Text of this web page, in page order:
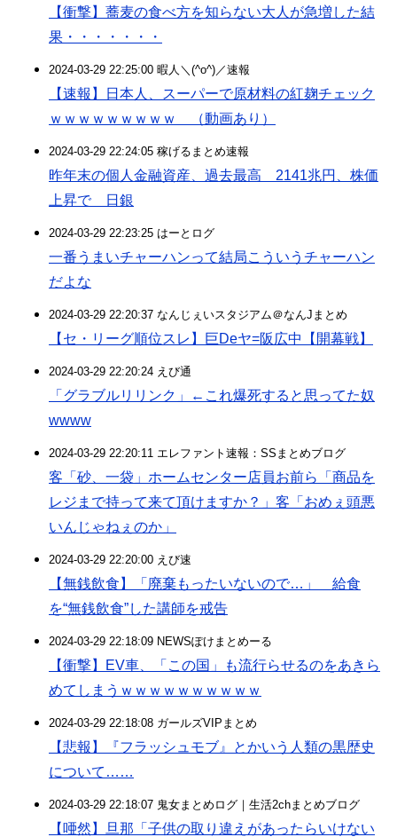
【衝撃】蕎麦の食べ方を知らない大人が急増した結
果・・・・・・・
2024-03-29 22:25:00 暇人＼(^o^)／速報
【速報】日本人、スーパーで原材料の紅麹チェック
ｗｗｗｗｗｗｗｗｗ （動画あり）
2024-03-29 22:24:05 稼げるまとめ速報
昨年末の個人金融資産、過去最高 2141兆円、株価
上昇で 日銀
2024-03-29 22:23:25 はーとログ
一番うまいチャーハンって結局こういうチャーハン
だよな
2024-03-29 22:20:37 なんじぇいスタジアム＠なんJまとめ
【セ・リーグ順位スレ】巨Deヤ=阪広中【開幕戦】
2024-03-29 22:20:24 えび通
「グラブルリリンク」←これ爆死すると思ってた奴
wwww
2024-03-29 22:20:11 エレファント速報：SSまとめブログ
客「砂、一袋」ホームセンター店員お前ら「商品を
レジまで持って来て頂けますか？」客「おめぇ頭悪
いんじゃねぇのか」
2024-03-29 22:20:00 えび速
【無銭飲食】「廃棄もったいないので…」 給食
を“無銭飲食”した講師を戒告
2024-03-29 22:18:09 NEWSぽけまとめーる
【衝撃】EV車、「この国」も流行らせるのをあきら
めてしまうｗｗｗｗｗｗｗｗｗｗ
2024-03-29 22:18:08 ガールズVIPまとめ
【悲報】『フラッシュモブ』とかいう人類の黒歴史
について……
2024-03-29 22:18:07 鬼女まとめログ｜生活2chまとめブログ
【唖然】旦那「子供の取り違えがあったらいけない